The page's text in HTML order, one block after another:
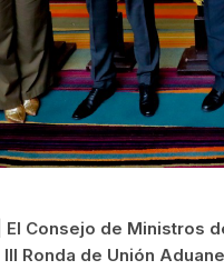
El Consejo de Ministros
III Ronda de Unión